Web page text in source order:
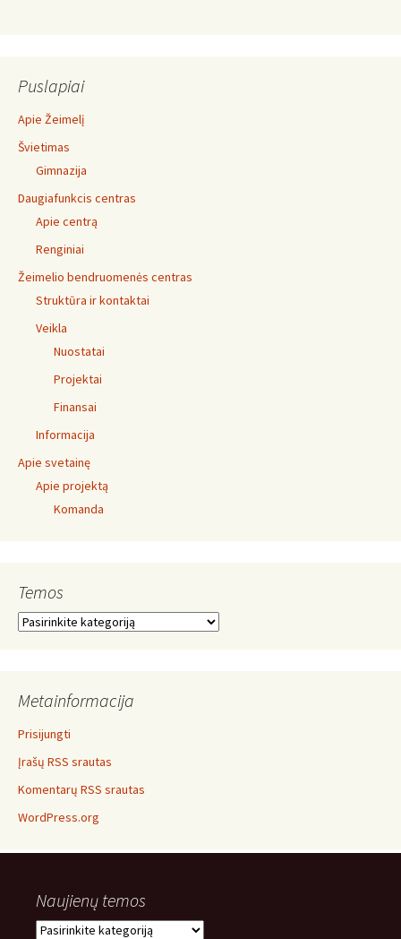
Puslapiai
Apie Žeimelį
Švietimas
Gimnazija
Daugiafunkcis centras
Apie centrą
Renginiai
Žeimelio bendruomenės centras
Struktūra ir kontaktai
Veikla
Nuostatai
Projektai
Finansai
Informacija
Apie svetainę
Apie projektą
Komanda
Temos
Temos
Metainformacija
Prisijungti
Įrašų RSS srautas
Komentarų RSS srautas
WordPress.org
Naujienų temos
Naujienų